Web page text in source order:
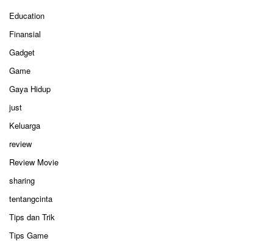
Education
Finansial
Gadget
Game
Gaya Hidup
just
Keluarga
review
Review Movie
sharing
tentangcinta
Tips dan Trik
Tips Game